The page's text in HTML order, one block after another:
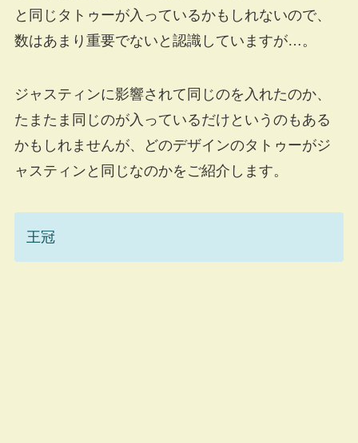
と同じタトゥーが入っているかもしれないので、
数はあまり重要でないと認識していますが…。
ジャスティンに影響されて同じのを入れたのか、
たまたま同じのが入っているだけというのもある
かもしれませんが、どのデザインのタトゥーがジ
ャスティンと同じなのかをご紹介します。
王冠